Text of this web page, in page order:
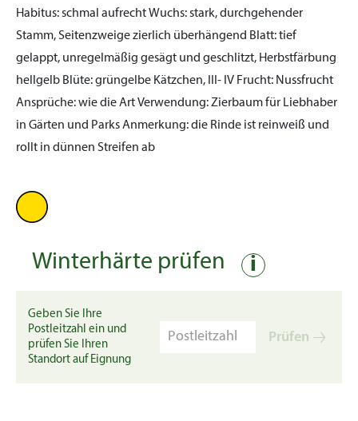
Habitus:schmal aufrechtWuchs:stark, durchgehender
Stamm, Seitenzweige zierlich überhängend Blatt:tief
gelappt, unregelmäßig gesägt und geschlitzt, Herbstfärbung
hellgelb Blüte:grüngelbe Kätzchen, III- IV Frucht: Nussfrucht
Ansprüche:wie die ArtVerwendung:Zierbaum für Liebhaber
in Gärten und ParksAnmerkung:die Rinde ist reinweiß und
rollt in dünnen Streifen ab
Winterhärte prüfen i
Geben Sie Ihre
Postleitzahl ein und
prüfen Sie Ihren
Standort auf Eignung
Prüfen